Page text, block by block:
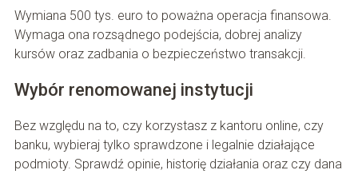
Wymiana 500 tys. euro to poważna operacja finansowa.
Wymaga ona rozsądnego podejścia, dobrej analizy
kursów oraz zadbania o bezpieczeństwo transakcji.
Wybór renomowanej instytucji
Bez względu na to, czy korzystasz z kantoru online, czy
banku, wybieraj tylko sprawdzone i legalnie działające
podmioty. Sprawdź opinie, historię działania oraz czy dana